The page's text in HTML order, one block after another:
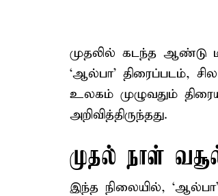
முதலில் கடந்த ஆண்டு
‘ஆல்பா’ திரைப்படம்,
உலகம் முழுவதும்
அறிவித்திருந்தது.
முதல் நாள்
இந்த நிலையில்,